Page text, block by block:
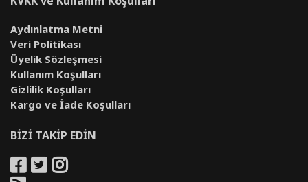
Aydınlatma Metni
Veri Politikası
Üyelik Sözleşmesi
Kullanım Koşulları
Gizlilik Koşulları
Kargo ve İade Koşulları
BİZİ TAKİP EDİN